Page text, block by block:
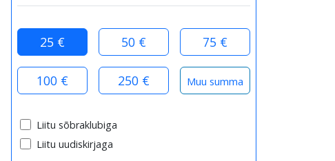
25 € 50 € 75 €
100 € 250 €
Liitu sõbraklubiga
Liitu uudiskirjaga